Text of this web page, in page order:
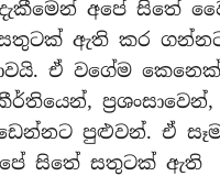
අපේ සිතේ
ඇති කර
ඒ වගේම කෙනෙක්
පුළුවන්. ඒ
සිතේ සතුටක් ඇති